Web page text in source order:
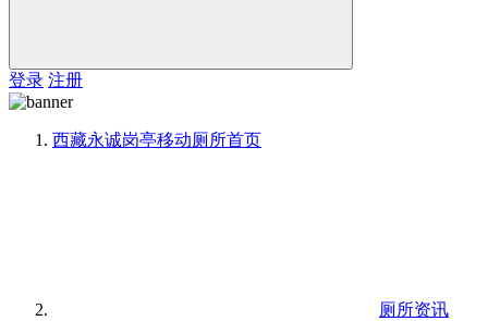
登录 注册
西藏永诚岗亭移动厕所首页
厕所资讯